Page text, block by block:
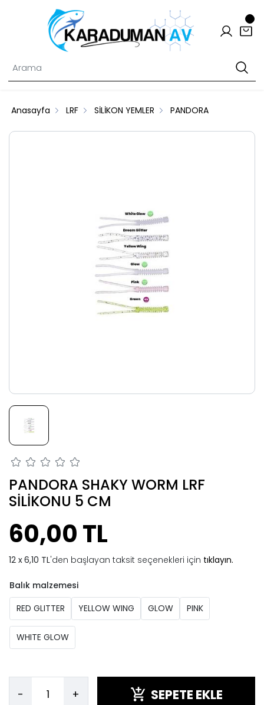
Anasayfa LRF SİLİKON YEMLER PANDORA
PANDORA SHAKY WORM LRF
SİLİKONU 5 CM
60,00 TL
6,10 TL'den başlayan taksit seçenekleri için tıklayın.
Balık malzemesi
RED GLITTER
YELLOW WING GLOW PINK
WHITE GLOW
- + SEPETE EKLE